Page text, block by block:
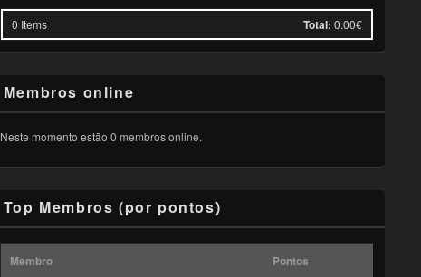
0 Items Total: 0.00€
Membros online
Neste momento estão 0 membros online.
Top Membros (por pontos)
Membro Pontos